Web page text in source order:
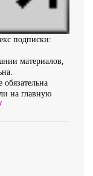
подписки:
материалов,
на главную